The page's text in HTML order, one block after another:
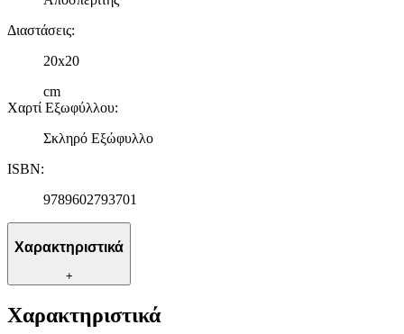
Διαστάσεις:
20x20
cm
Χαρτί Εξωφύλλου:
Σκληρό Εξώφυλλο
ISBN:
9789602793701
Χαρακτηριστικά
+
Χαρακτηριστικά